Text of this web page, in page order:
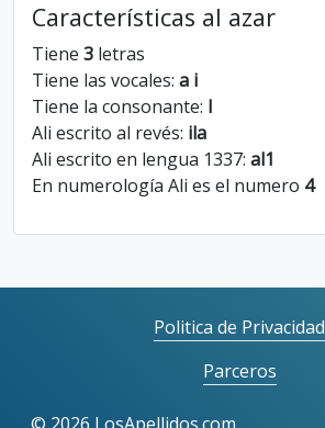
Características al azar
Tiene 3 letras
Tiene las vocales: a i
Tiene la consonante: l
Ali escrito al revés: ila
Ali escrito en lengua 1337: al1
En numerología Ali es el numero 4
Politica de Privacidad
Parceros